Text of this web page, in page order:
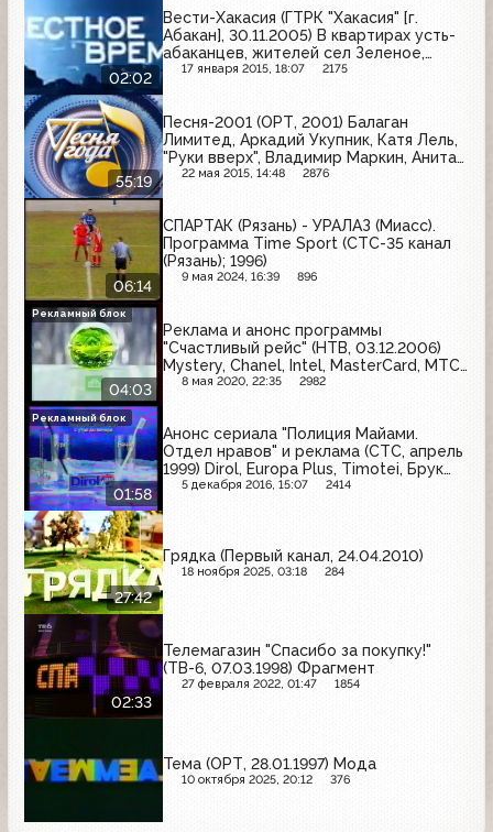
02:02
Вести-Хакасия (ГТРК "Хакасия" [г.
Абакан], 30.11.2005) В квартирах усть-
абаканцев, жителей сел Зеленое,
Опытное и Рассвет уже ощутимо
17 января 2015, 18:07 2175
55:19
Песня-2001 (ОРТ, 2001) Балаган
Лимитед, Аркадий Укупник, Катя Лель,
"Руки вверх", Владимир Маркин, Анита
Цой, "Лесоповал", Наташа Королева,
22 мая 2015, 14:48 2876
06:14
СПАРТАК (Рязань) - УРАЛАЗ (Миасс).
Программа Time Sport (СТС-35 канал
(Рязань); 1996)
9 мая 2024, 16:39 896
04:03
Реклама и анонс программы
"Счастливый рейс" (НТВ, 03.12.2006)
Mystery, Chanel, Intel, MasterCard, МТС,
Merci, Computer Bild, Л'Этуаль,
8 мая 2020, 22:35 2982
Рекламный блок
01:58
Анонс сериала "Полиция Майами.
Отдел нравов" и реклама (СТС, апрель
1999) Dirol, Europa Plus, Timotei, Брук
Бонд, Pepsi, Meller
5 декабря 2016, 15:07 2414
Рекламный блок
27:42
Грядка (Первый канал, 24.04.2010)
18 ноября 2025, 03:18 284
02:33
Телемагазин "Спасибо за покупку!"
(ТВ-6, 07.03.1998) Фрагмент
27 февраля 2022, 01:47 1854
Тема (ОРТ, 28.01.1997) Мода
10 октября 2025, 20:12 376